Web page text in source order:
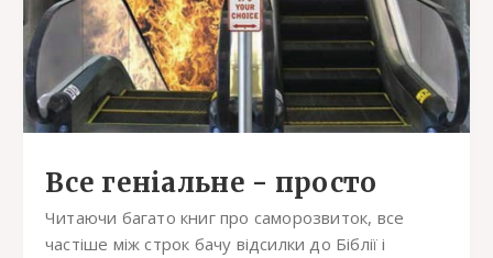
Все геніальне - просто
Читаючи багато книг про саморозвиток, все
частіше між строк бачу відсилки до Біблії і